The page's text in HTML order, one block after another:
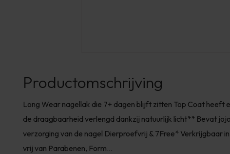
Productomschrijving
Long Wear nagellak die 7+ dagen blijft zitten Top Coat heeft
de draagbaarheid verlengd dankzij natuurlijk licht** Bevat
verzorging van de nagel Dierproefvrij & 7Free* Verkrijgbaar
vrij van Parabenen, Form...